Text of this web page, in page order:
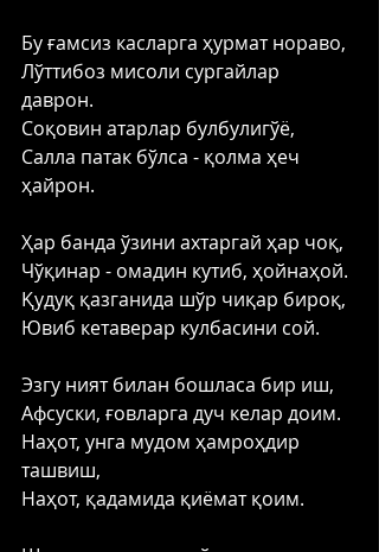
Бу ғамсиз касларга ҳурмат нораво,
Лўттибоз мисоли сургайлар
даврон.
Соқовин атарлар булбулигўё,
Салла патак бўлса - қолма ҳеч
ҳайрон.
Ҳар банда ўзини ахтаргай ҳар чоқ,
Чўқинар - омадин кутиб, ҳойнаҳой.
Қудуқ қазганида шўр чиқар бироқ,
Ювиб кетаверар кулбасини сой.
Эзгу ният билан бошласа бир иш,
Афсуски, ғовларга дуч келар доим.
Наҳот, унга мудом ҳамроҳдир
ташвиш,
Наҳот, қадамида қиёмат қоим.